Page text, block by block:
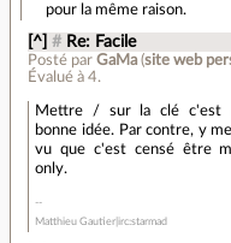
pour la même raison.
[^] # Re: Facile
Posté parGaMa (site web
Évalué à4.
Mettre / sur la clé c'est
bonne idée. Par contre, y
vu que c'est censé être
only.
Matthieu Gautier|irc:starmad